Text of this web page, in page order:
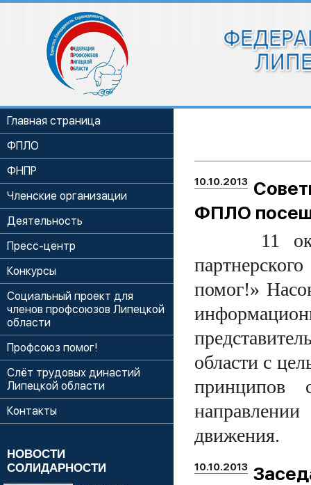
Главная страница
ФПЛО
ФНПР
Членские организации
Деятельность
Пресс-центр
Конкурсы
Социальный проект для
членов профсоюзов Липецкой
области
Профсоюз помог!
Слёт трудовых династий
Липецкой области
Контакты
НОВОСТИ
СОЛИДАРНОСТИ
10.10.2013
ФПЛО
11
помог!»
области с
принципов
движения.
10.10.2013